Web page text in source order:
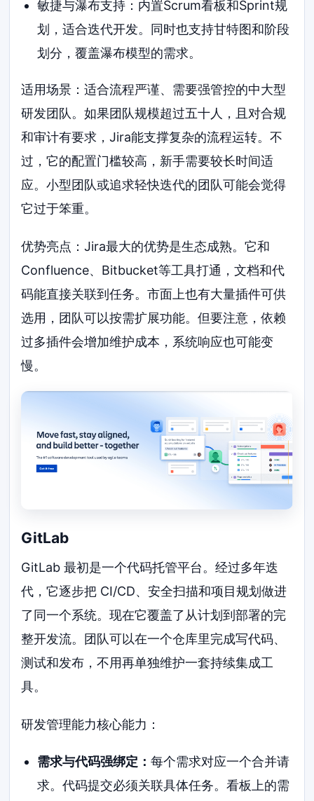
敏捷与瀑布支持：内置Scrum看板和Sprint规
划，适合迭代开发。同时也支持甘特图和阶段
划分，覆盖瀑布模型的需求。
适用场景：适合流程严谨、需要强管控的中大型
研发团队。如果团队规模超过五十人，且对合规
和审计有要求，Jira能支撑复杂的流程运转。不
过，它的配置门槛较高，新手需要较长时间适
应。小型团队或追求轻快迭代的团队可能会觉得
它过于笨重。
优势亮点：Jira最大的优势是生态成熟。它和
Confluence、Bitbucket等工具打通，文档和代
码能直接关联到任务。市面上也有大量插件可供
选用，团队可以按需扩展功能。但要注意，依赖
过多插件会增加维护成本，系统响应也可能变
慢。
GitLab
GitLab 最初是一个代码托管平台。经过多年迭
代，它逐步把 CI/CD、安全扫描和项目规划做进
了同一个系统。现在它覆盖了从计划到部署的完
整开发流。团队可以在一个仓库里完成写代码、
测试和发布，不用再单独维护一套持续集成工
具。
研发管理能力核心能力：
需求与代码强绑定： 每个需求对应一个合并请
求。代码提交必须关联具体任务。看板上的需